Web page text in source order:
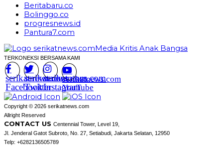
Beritabaru.co
Bolinggo.co
progresnews.id
Pantura7.com
TERKONEKSI BERSAMA KAMI
serikatnews.com
Facebook
serikatnews.com
Twitter
serikatnews.com
Instagram
serikatnews.com
YouTube
Copyright © 2026 serikatnews.com
Allright Reserved
CONTACT US Centennial Tower, Level 19,
Jl. Jenderal Gatot Subroto, No. 27, Setiabudi, Jakarta Selatan, 12950
Telp: +6282136505789